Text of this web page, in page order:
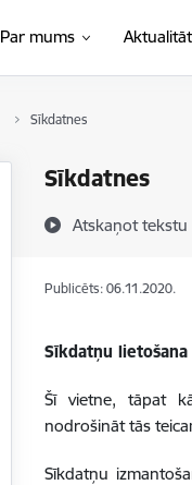
Par mums
Sīkdatnes
Sīkdatnes
Atskaņot tekstu
Publicēts: 06.11.2020.
Sīkdatņu lietošana
Šī vietne, tāpat
nodrošināt tās
Sīkdatņu